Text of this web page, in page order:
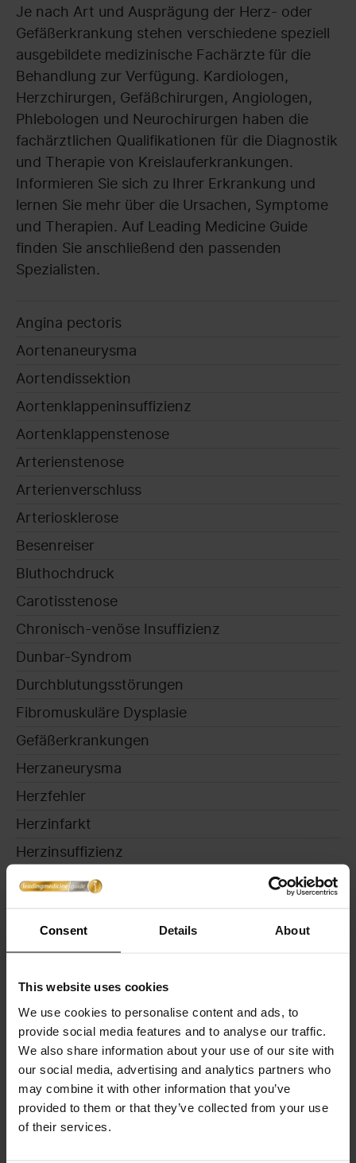
Consent Details About
This website uses cookies
We use cookies to personalise content and ads, to
provide social media features and to analyse our traffic.
We also share information about your use of our site with
our social media, advertising and analytics partners who
may combine it with other information that you’ve
provided to them or that they’ve collected from your use
of their services.
Je nach Art und Ausprägung der Herz- oder
Gefäßerkrankung stehen verschiedene speziell
ausgebildete medizinische Fachärzte für die
Behandlung zur Verfügung. Kardiologen,
Herzchirurgen, Gefäßchirurgen, Angiologen,
Phlebologen und Neurochirurgen haben die
fachärztlichen Qualifikationen für die Diagnostik
und Therapie von Kreislauferkrankungen.
Informieren Sie sich zu Ihrer Erkrankung und
lernen Sie mehr über die Ursachen, Symptome
und Therapien. Auf Leading Medicine Guide
finden Sie anschließend den passenden
Spezialisten.
Angina pectoris
Aortenaneurysma
Aortendissektion
Aortenklappeninsuffizienz
Aortenklappenstenose
Arterienstenose
Arterienverschluss
Arteriosklerose
Besenreiser
Bluthochdruck
Carotisstenose
Chronisch-venöse Insuffizienz
Dunbar-Syndrom
Durchblutungsstörungen
Fibromuskuläre Dysplasie
Gefäßerkrankungen
Herzaneurysma
Herzfehler
Herzinfarkt
Herzinsuffizienz
Herzklappenfehler
Herzmuskelentzündung
Herzrhythmusstörungen
Hirnaneurysma
Hirnblutung
Hirngefäßerkrankungen
HOCM (Hypertrophe obstruktive
Kardiomyopathie)